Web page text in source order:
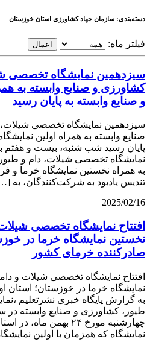
دسته‌بندی: سازمان جهاد کشاورزی استان خوزستان
فیلتر ماه: اعمال
سیزدهمین نمایشگاه تخصصی
کشاورزی و صنایع وابسته به
و صنایع وابسته به پایان رسید
سیزدهمین نمایشگاه تخصصی
صنایع وابسته به همراه اولین
پایان رسید شب شنبه، بیست و هفتم
نمایشگاه تخصصی شیلات، دام و
به همراه نخستین نمایشگاه خرما و
تندیس یادبود به شرکت‌کنندگان، به
2025/02/16
افتتاح نمایشگاه تخصصی
نخستین نمایشگاه خرما در
صادرکننده خرمای کشور
افتتاح نمایشگاه تخصصی شیلات و
نمایشگاه خرما در خوزستان؛ استان
به گزارش پایگاه خبری نشرتعلیم
طیور، کشاورزی و صنایع وابسته در
چهارشنبه مورخ ۲۴ بهمن
نمایشگاه که همزمان با اولین